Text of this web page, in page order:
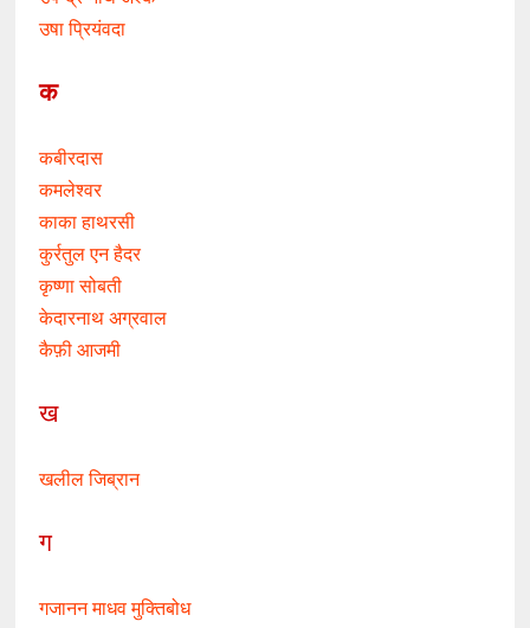
उषा प्रियंवदा
क
कबीरदास
कमलेश्वर
काका हाथरसी
कुर्रतुल एन हैदर
कृष्णा सोबती
केदारनाथ अग्रवाल
कैफ़ी आजमी
ख
खलील जिब्रान
ग
गजानन माधव मुक्तिबोध